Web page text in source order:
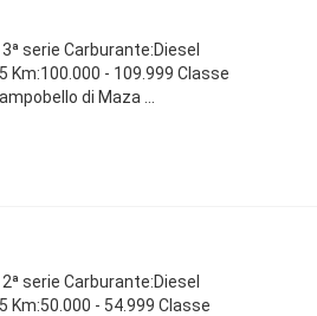
serie Carburante:Diesel
- 109.999 Classe
di Maza ...
serie Carburante:Diesel
- 54.999 Classe